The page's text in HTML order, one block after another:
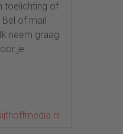
toelichting of
Bel of mail
neem graag
je.